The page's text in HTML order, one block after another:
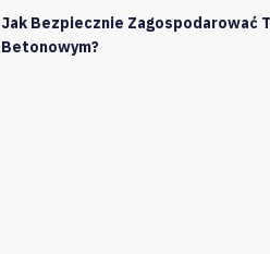
Jak Bezpiecznie Zagospodarować
Betonowym?